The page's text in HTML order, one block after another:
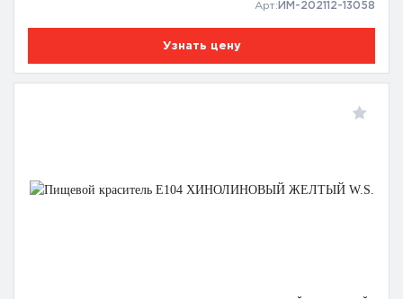
Арт: ИМ-202112-13058
Узнать цену